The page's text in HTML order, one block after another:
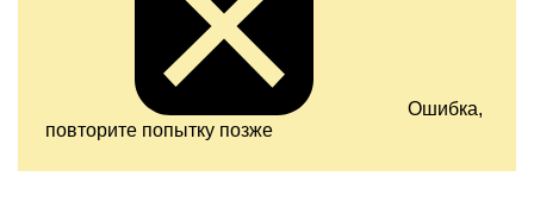
Ошибка,
повторите попытку позже